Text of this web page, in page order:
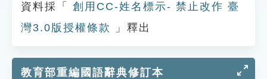
資料採「
創用CC-姓名標示- 禁止改作 臺
灣3.0版授權條款
」釋出
教育部重編國語辭典修訂本